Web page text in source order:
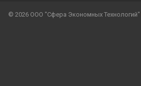
© 2026 ООО "Сфера Экономных Технологий"